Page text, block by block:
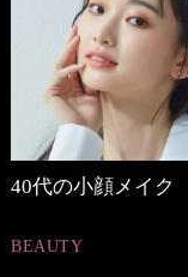
40代の小顔メイク
BEAUTY